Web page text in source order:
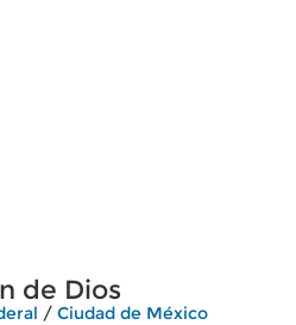
de Dios
/ Ciudad de México